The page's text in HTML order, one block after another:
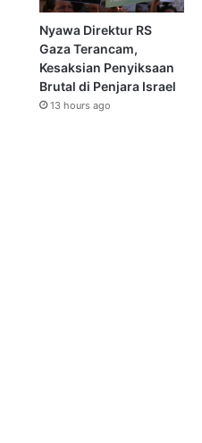
Nyawa Direktur RS
Gaza Terancam,
Kesaksian Penyiksaan
Brutal di Penjara Israel
13 hours ago